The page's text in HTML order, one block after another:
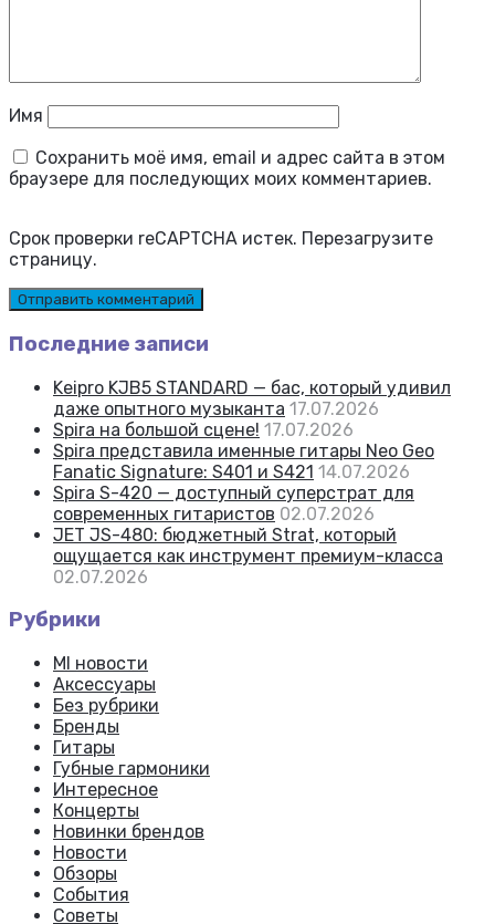
Имя
Сохранить моё имя, email и адрес сайта в этом
браузере для последующих моих комментариев.
Срок проверки reCAPTCHA истек. Перезагрузите
страницу.
Последние записи
Keipro KJB5 STANDARD — бас, который удивил
даже опытного музыканта 17.07.2026
Spira на большой сцене! 17.07.2026
Spira представила именные гитары Neo Geo
Fanatic Signature: S401 и S421 14.07.2026
Spira S-420 — доступный суперстрат для
современных гитаристов 02.07.2026
JET JS-480: бюджетный Strat, который
ощущается как инструмент премиум-класса
02.07.2026
Рубрики
MI новости
Аксессуары
Без рубрики
Бренды
Гитары
Губные гармоники
Интересное
Концерты
Новинки брендов
Новости
Обзоры
События
Советы